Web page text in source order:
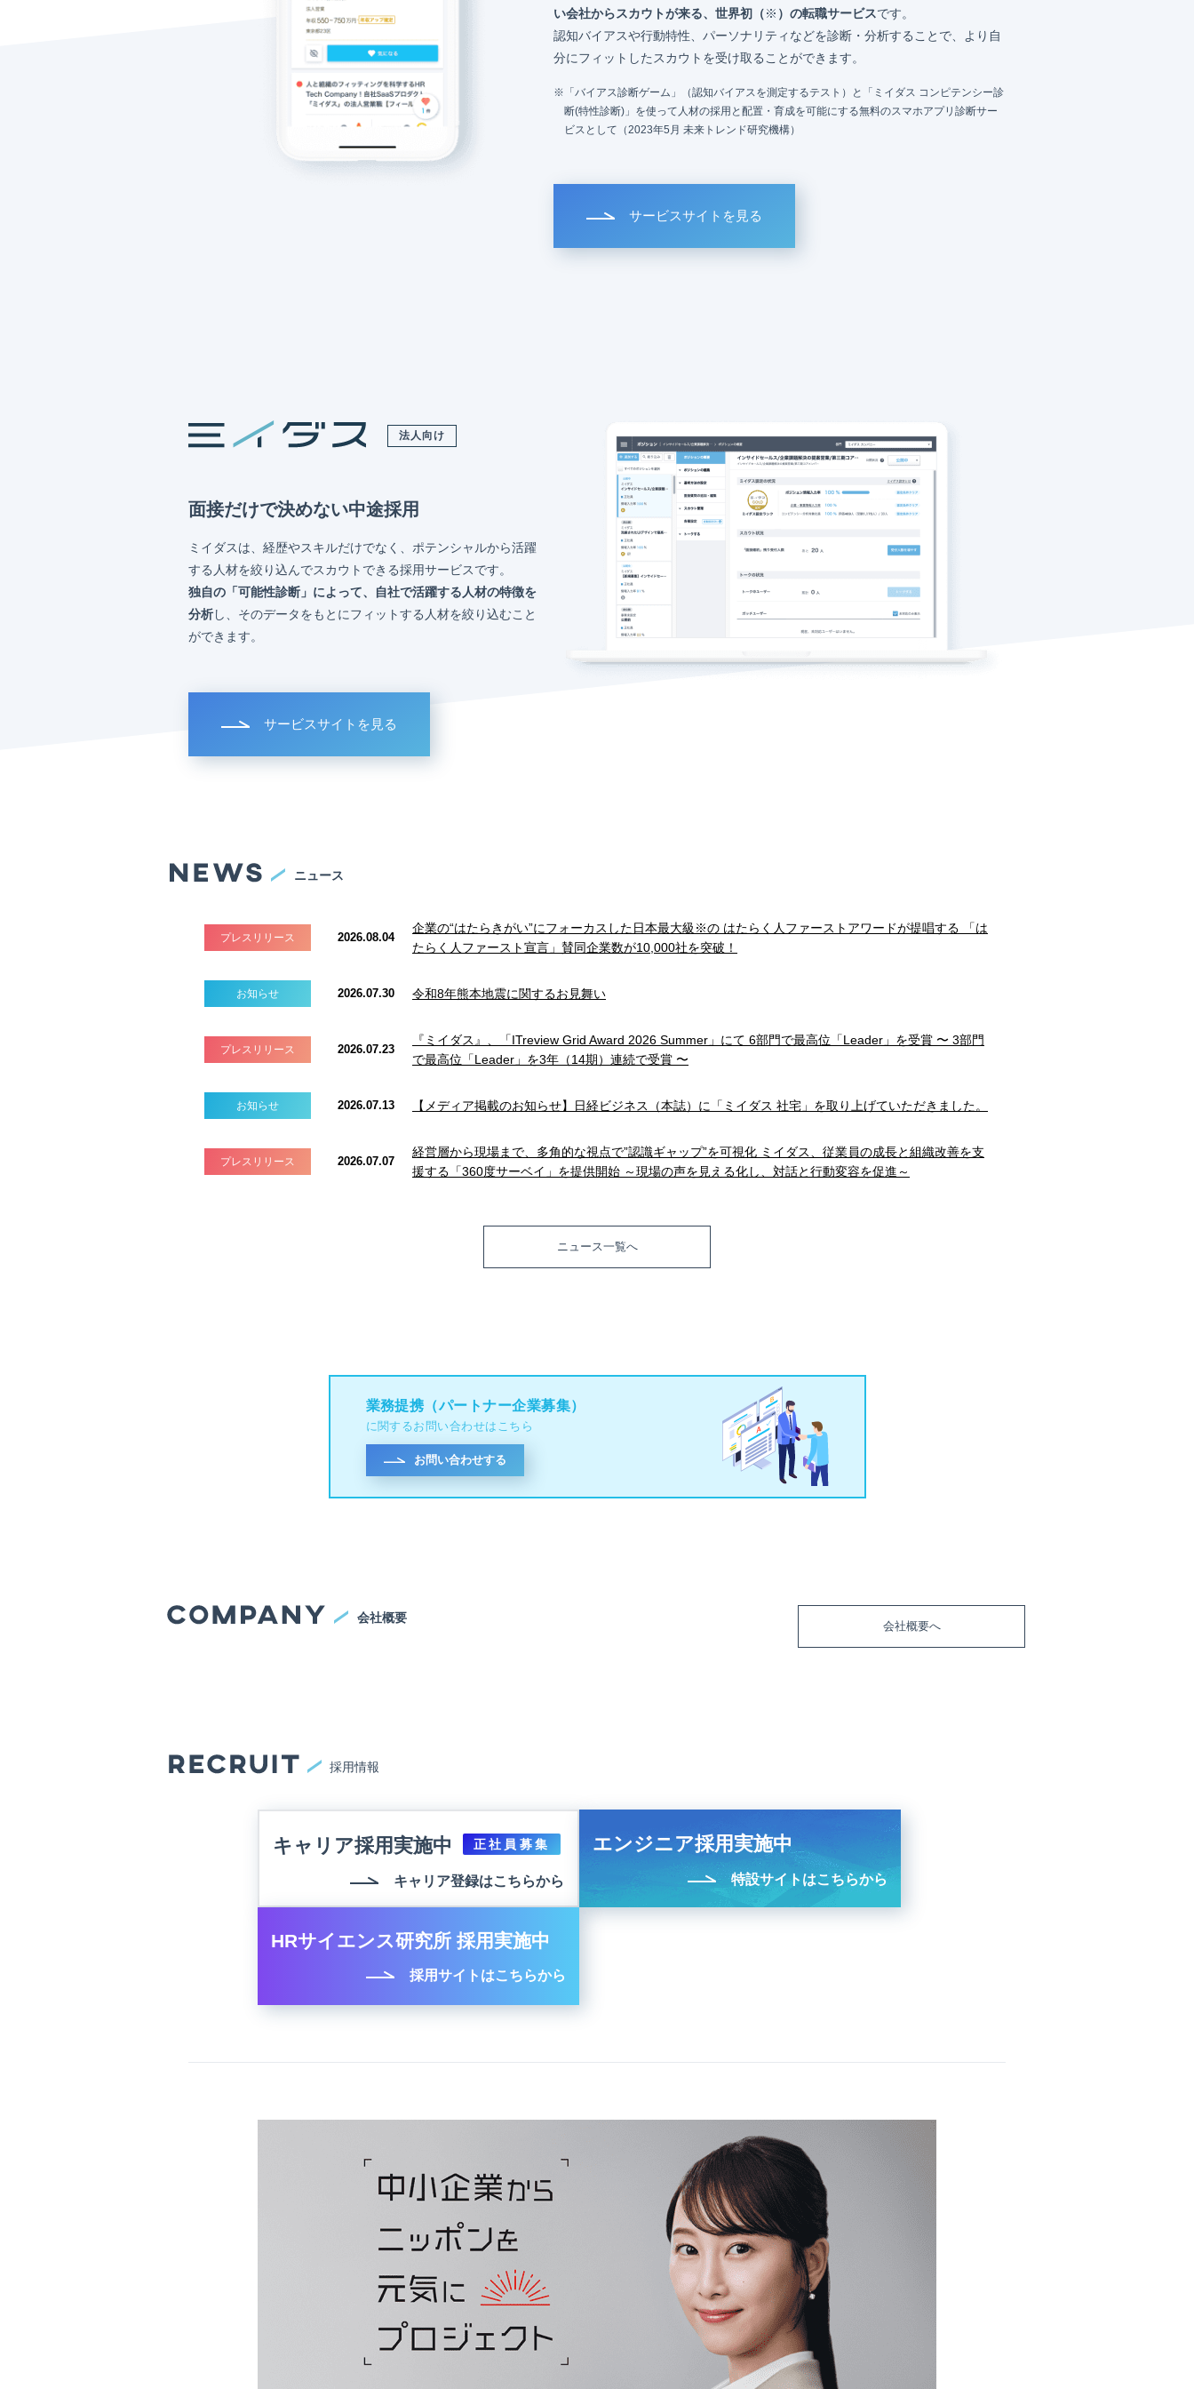
い会社からスカウトが来る、世界初（※ ）の転職サービスです。
認知バイアスや行動特性、パーソナリティなどを診断・分析することで、より自
分にフィットしたスカウトを受け取ることができます。
「バイアス診断ゲーム」（認知バイアスを測定するテスト）と「ミイダス コンピテンシー診
断(特性診断)」を使って人材の採用と配置・育成を可能にする無料のスマホアプリ診断サー
ビスとして（2023年5月 未来トレンド研究機構）
サービスサイトを見る
法人向け
面接だけで決めない中途採用
ミイダスは、経歴やスキルだけでなく、ポテンシャルから活躍
する人材を絞り込んでスカウトできる採用サービスです。
独自の「可能性診断」によって、自社で活躍する人材の特徴を
分析し、そのデータをもとにフィットする人材を絞り込むこと
ができます。
サービスサイトを見る
ニュース
プレスリリース 2026.08.04
企業の“はたらきがい”にフォーカスした日本最大級※の はたらく人ファーストアワードが提唱する 「は
たらく人ファースト宣言」賛同企業数が10,000社を突破！
お知らせ 2026.07.30 令和8年熊本地震に関するお見舞い
プレスリリース 2026.07.23
『ミイダス』、「ITreview Grid Award 2026 Summer」にて 6部門で最高位「Leader」を受賞 〜 3部門
で最高位「Leader」を3年（14期）連続で受賞 〜
お知らせ 2026.07.13 【メディア掲載のお知らせ】日経ビジネス（本誌）に「ミイダス 社宅」を取り上げていただきました。
プレスリリース 2026.07.07
経営層から現場まで、多角的な視点で”認識ギャップ”を可視化 ミイダス、従業員の成長と組織改善を支
援する「360度サーベイ」を提供開始 ～現場の声を見える化し、対話と行動変容を促進～
ニュース一覧へ
業務提携（パートナー企業募集）
に関するお問い合わせはこちら
お問い合わせする
会社概要
会社概要へ
採用情報
キャリア採用実施中 正社員募集
キャリア登録はこちらから
エンジニア採用実施中
特設サイトはこちらから
HRサイエンス研究所 採用実施中
採用サイトはこちらから